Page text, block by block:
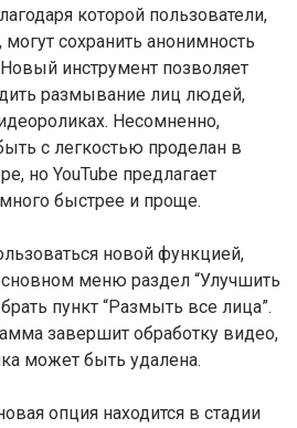
которой пользователи,
сохранить анонимность
инструмент позволяет
размывание лиц людей,
Несомненно,
с легкостью проделан в
но YouTube предлагает
быстрее и проще.
новой функцией,
меню раздел “Улучшить
пункт “Размыть все лица”.
завершит обработку видео,
может быть удалена.
опция находится в стадии